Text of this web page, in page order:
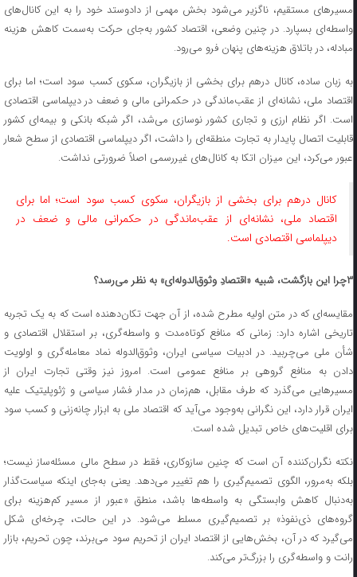
مسیرهای مستقیم، ناگزیر می‌شود بخش مهمی از دادوستد خود را به این کانال‌های
واسطه‌ای بسپارد. در چنین وضعی، اقتصاد کشور به‌جای حرکت به‌سمت کاهش هزینه
مبادله، در باتلاق هزینه‌های پنهان فرو می‌رود.
به زبان ساده، کانال درهم برای بخشی از بازیگران، سکوی کسب سود است؛ اما برای
اقتصاد ملی، نشانه‌ای از عقب‌ماندگی در حکمرانی مالی و ضعف در دیپلماسی اقتصادی
است. اگر نظام ارزی و تجاری کشور نوسازی می‌شد، اگر شبکه بانکی و بیمه‌ای کشور
قابلیت اتصال پایدار به تجارت منطقه‌ای را داشت، اگر دیپلماسی اقتصادی از سطح شعار
عبور می‌کرد، این میزان اتکا به کانال‌های غیررسمی اصلاً ضرورتی نداشت.
کانال درهم برای بخشی از بازیگران، سکوی کسب سود است؛ اما برای
اقتصاد ملی، نشانه‌ای از عقب‌ماندگی در حکمرانی مالی و ضعف در
دیپلماسی اقتصادی است.
۳چرا این بازگشت، شبیه «اقتصادِ وثوق‌الدوله‌ای» به نظر می‌رسد؟
مقایسه‌ای که در متن اولیه مطرح شده، از آن جهت تکان‌دهنده است که به یک تجربه
تاریخی اشاره دارد: زمانی که منافع کوتاه‌مدت و واسطه‌گری، بر استقلال اقتصادی و
شأن ملی می‌چربید. در ادبیات سیاسی ایران، وثوق‌الدوله نماد معامله‌گری و اولویت
دادن به منافع گروهی بر منافع عمومی است. امروز نیز وقتی تجارت ایران از
مسیرهایی می‌گذرد که طرف مقابل، هم‌زمان در مدار فشار سیاسی و ژئوپلیتیک علیه
ایران قرار دارد، این نگرانی به‌وجود می‌آید که اقتصاد ملی به ابزار چانه‌زنی و کسب سود
برای اقلیت‌های خاص تبدیل شده است.
نکته نگران‌کننده آن است که چنین سازوکاری، فقط در سطح مالی مسئله‌ساز نیست؛
بلکه به‌مرور، الگوی تصمیم‌گیری را هم تغییر می‌دهد. یعنی به‌جای اینکه سیاست‌گذار
به‌دنبال کاهش وابستگی به واسطه‌ها باشد، منطق «عبور از مسیر کم‌هزینه برای
گروه‌های ذی‌نفوذ» بر تصمیم‌گیری مسلط می‌شود. در این حالت، چرخه‌ای شکل
می‌گیرد که در آن، بخش‌هایی از اقتصاد ایران از تحریم سود می‌برند، چون تحریم، بازار
رانت و واسطه‌گری را بزرگ‌تر می‌کند.